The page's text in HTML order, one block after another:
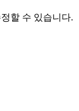
할 수 있습니다.